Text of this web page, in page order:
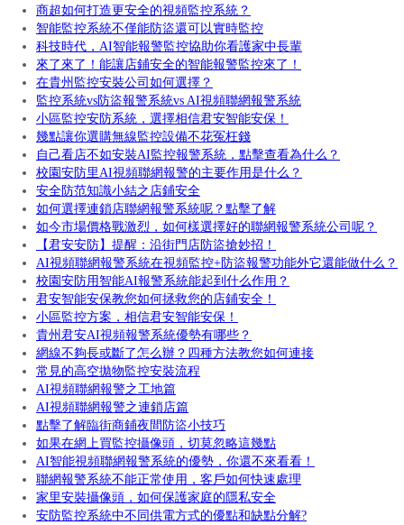
商超如何打造更安全的視頻監控系統？
智能監控系統不僅能防盜還可以實時監控
科技時代，AI智能報警監控協助你看護家中長輩
來了來了！能讓店鋪安全的智能報警監控來了！
在貴州監控安裝公司如何選擇？
監控系統vs防盜報警系統vs AI視頻聯網報警系統
小區監控安防系統，選擇相信君安智能安保！
幾點讓你選購無線監控設備不花冤枉錢
自己看店不如安裝AI監控報警系統，點擊查看為什么？
校園安防里AI視頻聯網報警的主要作用是什么？
安全防范知識小結之店鋪安全
如何選擇連鎖店聯網報警系統呢？點擊了解
如今市場價格戰激烈，如何樣選擇好的聯網報警系統公司呢？
【君安安防】提醒：沿街門店防盜搶妙招！
AI視頻聯網報警系統在視頻監控+防盜報警功能外它還能做什么？
校園安防用智能AI報警系統能起到什么作用？
君安智能安保教您如何拯救您的店鋪安全！
小區監控方案，相信君安智能安保！
貴州君安AI視頻報警系統優勢有哪些？
網線不夠長或斷了怎么辦？四種方法教您如何連接
常見的高空拋物監控安裝流程
AI視頻聯網報警之工地篇
AI視頻聯網報警之連鎖店篇
點擊了解臨街商鋪夜間防盜小技巧
如果在網上買監控攝像頭，切莫忽略這幾點
AI智能視頻聯網報警系統的優勢，你還不來看看！
聯網報警系統不能正常使用，客戶如何快速處理
家里安裝攝像頭，如何保護家庭的隱私安全
安防監控系統中不同供電方式的優點和缺點分解?